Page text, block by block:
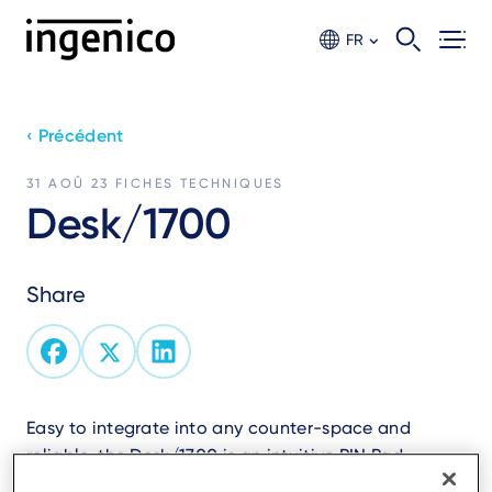
contenu
FR
‹ Précédent
31 AOÛ 23 FICHES TECHNIQUES
Desk/1700
Share
Easy to integrate into any counter-space and
reliable, the Desk/1700 is an intuitive PIN Pad